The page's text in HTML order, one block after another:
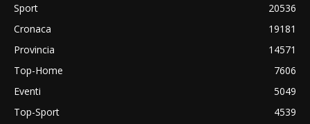
Sport
20536
Cronaca
19181
Provincia
14571
Top-Home
7606
Eventi
5049
Top-Sport
4539